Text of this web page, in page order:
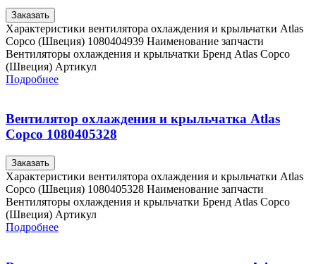
Заказать
Характеристики вентилятора охлаждения и крыльчатки Atlas
Copco (Швеция) 1080404939 Наименование запчасти
Вентиляторы охлаждения и крыльчатки Бренд Atlas Copco
(Швеция) Артикул
Подробнее
Вентилятор охлаждения и крыльчатка Atlas
Copco 1080405328
Заказать
Характеристики вентилятора охлаждения и крыльчатки Atlas
Copco (Швеция) 1080405328 Наименование запчасти
Вентиляторы охлаждения и крыльчатки Бренд Atlas Copco
(Швеция) Артикул
Подробнее